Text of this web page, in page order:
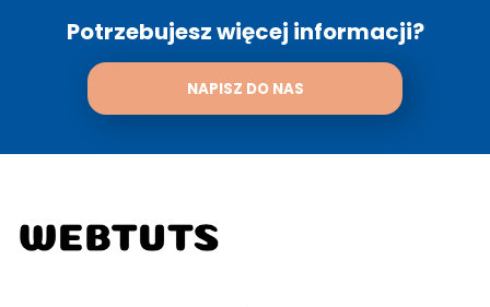
Potrzebujesz więcej informacji?
NAPISZ DO NAS